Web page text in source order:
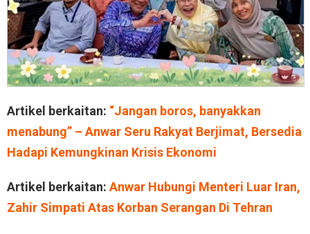
Artikel berkaitan: “Jangan boros, banyakkan
menabung” – Anwar Seru Rakyat Berjimat, Bersedia
Hadapi Kemungkinan Krisis Ekonomi
Artikel berkaitan: Anwar Hubungi Menteri Luar Iran,
Zahir Simpati Atas Korban Serangan Di Tehran